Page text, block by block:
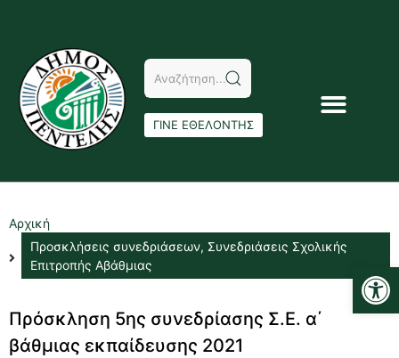
ΓΙΝΕ ΕΘΕΛΟΝΤΗΣ
Αρχική
Προσκλήσεις συνεδριάσεων, Συνεδριάσεις Σχολικής
Επιτροπής Αβάθμιας
Πρόσκληση 5ης συνεδρίασης Σ.Ε. α΄
βάθμιας εκπαίδευσης 2021